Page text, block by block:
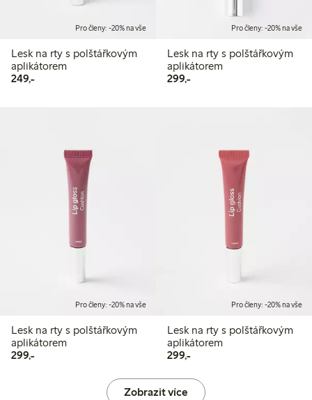
Pro členy: -20% na vše
Lesk na rty s polštářkovým
aplikátorem
249,-249,00 Kč
Pro členy: -20% na vše
Lesk na rty s polštářkovým
aplikátorem
299,-299,00 Kč
Pro členy: -20% na vše
Lesk na rty s polštářkovým
aplikátorem
299,-299,00 Kč
Pro členy: -20% na vše
Lesk na rty s polštářkovým
aplikátorem
299,-299,00 Kč
Zobrazit více